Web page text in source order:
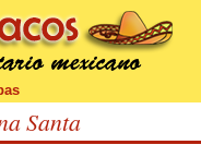
Santa